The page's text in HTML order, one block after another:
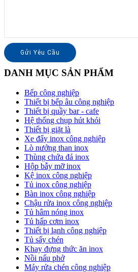
DANH MỤC SẢN PHẨM
Bếp công nghiệp
Thiết bị bếp âu công nghiệp
Thiết bị quầy bar - cafe
Hệ thống chụp hút khói
Thiết bị giặt là
Xe đẩy inox công nghiệp
Lò nướng than inox
Thùng chứa đá inox
Hộp bẫy mỡ inox
Kệ inox công nghiệp
Tủ inox công nghiệp
Bàn inox công nghiệp
Chậu rửa inox công nghiệp
Tủ hâm nóng inox
Tủ hấp cơm inox
Thiết bị lạnh công nghiệp
Tủ sấy chén
Khay đựng thức ăn inox
Nồi nấu phở
Máy rửa chén công nghiệp